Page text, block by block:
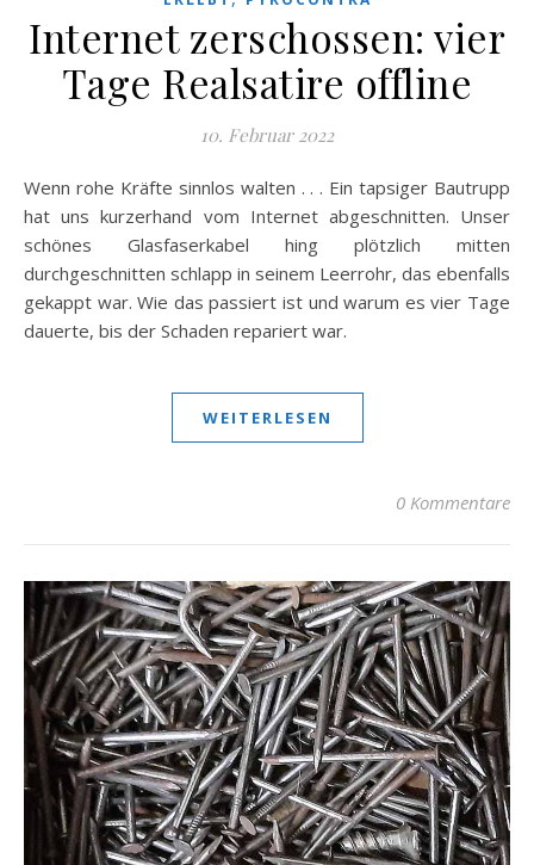
Internet zerschossen: vier
Tage Realsatire offline
10. Februar 2022
Wenn rohe Kräfte sinnlos walten . . . Ein tapsiger Bautrupp
hat uns kurzerhand vom Internet abgeschnitten. Unser
schönes Glasfaserkabel hing plötzlich mitten
durchgeschnitten schlapp in seinem Leerrohr, das ebenfalls
gekappt war. Wie das passiert ist und warum es vier Tage
dauerte, bis der Schaden repariert war.
WEITERLESEN
0 Kommentare